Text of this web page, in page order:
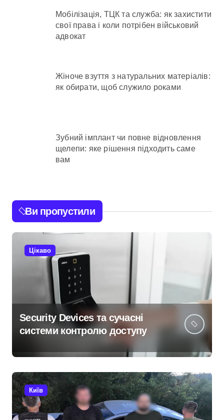
Мобілізація, ТЦК та служба: як захистити
свої права і коли потрібен військовий
адвокат
Жіноче взуття з натуральних матеріалів:
як обирати, щоб служило роками
Зубний імплант чи повне відновлення
щелепи: яке рішення підходить саме
вам
Ви пропустили
Цікаво
Security Devices та сучасні
системи контролю доступу
Київ